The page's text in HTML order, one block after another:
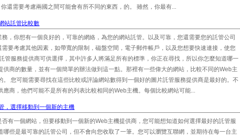
還需要考慮兩國之間可能會有所不同的東西，的。 雖然，你最有...
站託管比較數
，你想有一個良好的，可靠的網絡，為您的網站託管。以及可靠，您還需要您的託管公司
要考慮其他因素，如帶寬的限制，磁盤空間，電子郵件帳戶，以及您想要快速連接，使您
管服務提供商可供選擇，其中許多人將滿足所有的標準，你正在尋找，所以你怎麼知道哪一
商的數量，並有一個簡單的辦法做到這一點。那裡有一些偉大的網站，比較不同的Web主
您可能需要尋找在這些比較或評論網站數得到一個好的圖片託管服務提供商是最好的。不
商，他們可能不是所有的列表比較相同的Web主機。每個比較網站可能...
，選擇移動到一個新的主機
有一個網站，但要移動到一個新的Web主機提供商，您可能想知道如何選擇最好的託管服
些是最可靠的託管公司，但不會向您收取了一筆。您可以瀏覽互聯網，並期待在每一台主